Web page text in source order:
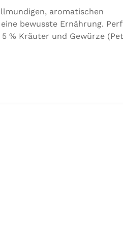
aromatischen
bewusste Ernährung.
% Kräuter und Gewürze
Speisefettsäuren,